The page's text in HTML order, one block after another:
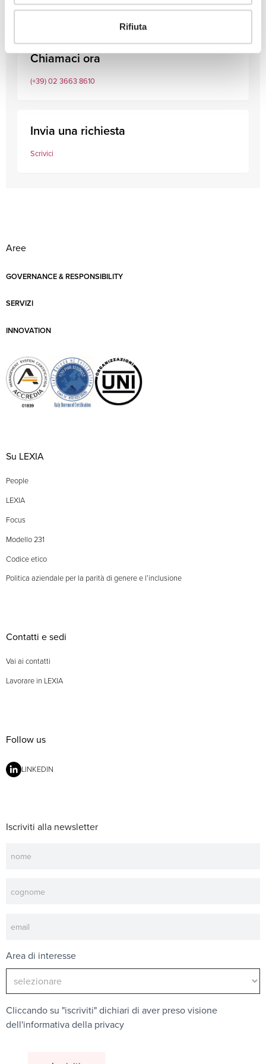
Rifiuta
Chiamaci ora
(+39) 02 3663 8610
Invia una richiesta
Scrivici
Aree
GOVERNANCE & RESPONSIBILITY
SERVIZI
INNOVATION
Su LEXIA
People
LEXIA
Focus
Modello 231
Codice etico
Politica aziendale per la parità di genere e l’inclusione
Contatti e sedi
Vai ai contatti
Lavorare in LEXIA
Follow us
LINKEDIN
Iscriviti alla newsletter
Area di interesse
Cliccando su "iscriviti" dichiari di aver preso visione
dell'informativa della privacy